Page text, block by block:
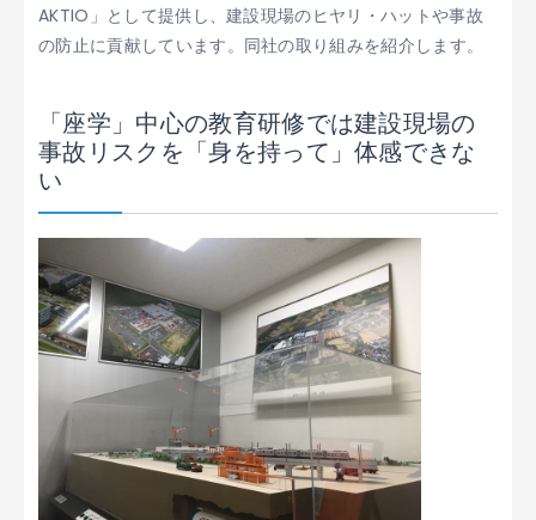
AKTIO」として提供し、建設現場のヒヤリ・ハットや事故
の防止に貢献しています。同社の取り組みを紹介します。
「座学」中心の教育研修では建設現場の
事故リスクを「身を持って」体感できな
い